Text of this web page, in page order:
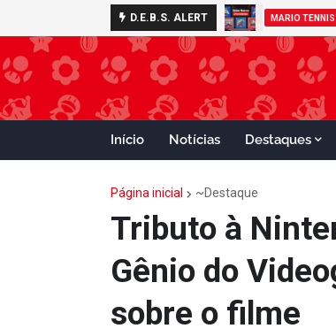
D.E.B.S. ALERT GAMECUBE
Início Notícias Destaques
Página inicial ~Destaque
Tributo à
Gênio do
sobre o filme